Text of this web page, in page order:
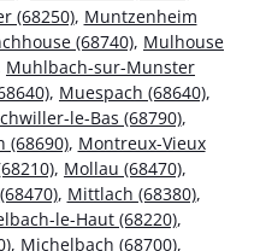
(68250), Muntzenheim
(68740), Mulhouse
Muhlbach-sur-Munster
, Muespach (68640),
le-Bas (68790),
(68690), Montreux-Vieux
, Mollau (68470),
, Mittlach (68380),
le-Haut (68220),
, Michelbach (68700),